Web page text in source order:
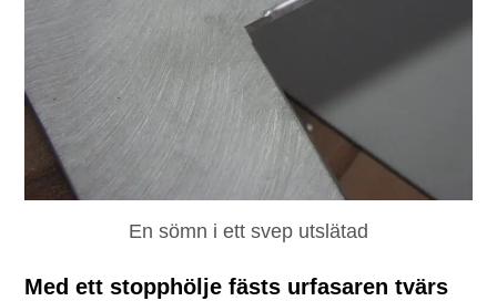
En sömn i ett svep utslätad
Med ett stopphölje fästs urfasaren tvärs